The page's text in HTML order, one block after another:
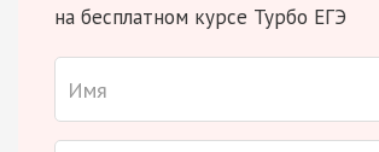
на бесплатном курсе Турбо ЕГЭ